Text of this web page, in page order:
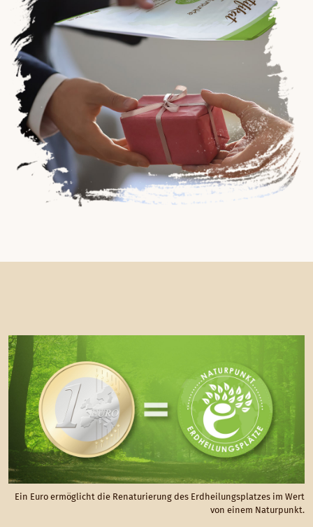
Ein Euro ermöglicht die Renaturierung des Erdheilungsplatzes im Wert
von einem Naturpunkt.